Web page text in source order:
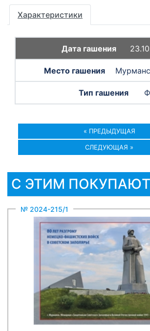
Характеристики
« ПРЕДЫДУЩАЯ
СЛЕДУЮЩАЯ »
С ЭТИМ ПОКУПАЮТ
№ 2024-215/1